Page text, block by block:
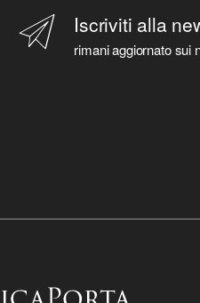
Iscriviti alla
rimani aggiornato sui